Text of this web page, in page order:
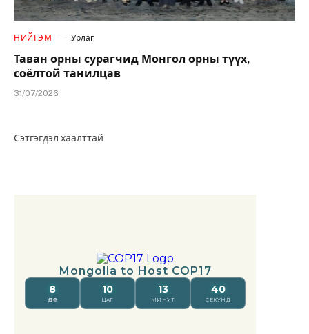
НИЙГЭМ Урлаг
Таван орны сурагчид Монгол орны түүх,
соёлтой танилцав
31/07/2026
Сэтгэгдэл хаалттай